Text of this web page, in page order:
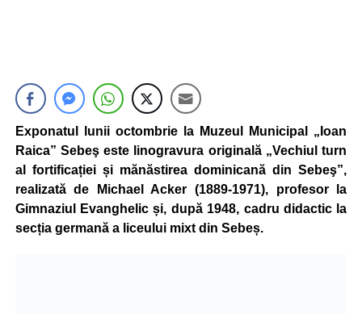
Exponatul lunii octombrie la Muzeul Municipal „Ioan
Raica” Sebeş este linogravura originală „Vechiul turn
al fortificației și mănăstirea dominicană din Sebeş”,
realizată de Michael Acker (1889-1971), profesor la
Gimnaziul Evanghelic și, după 1948, cadru didactic la
secția germană a liceului mixt din Sebeș.